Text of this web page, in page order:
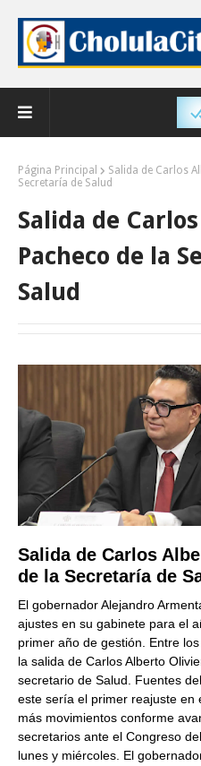
Página Principal
Salida de Carlos
Secretaría de Salud
Salida de
Pacheco de la
Salud
Salida de Carlos
de la Secretaría de
El gobernador Alejandro
ajustes en su gabinete para el
primer año de gestión. Entre
la salida de Carlos Alberto
secretario de Salud. Fuentes
este sería el primer reajuste en
más movimientos conforme
secretarios ante el Congreso
lunes y miércoles. El